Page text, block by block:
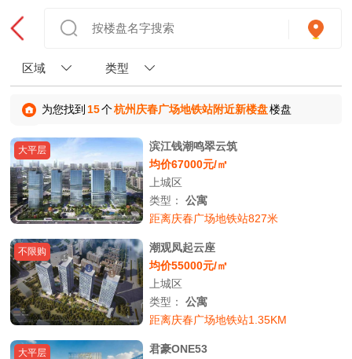
区域 类型
为您找到 15个杭州庆春广场地铁站附近新楼盘楼盘
大平层
滨江钱潮鸣翠云筑
均价67000元/㎡
上城区
类型：公寓
距离庆春广场地铁站827米
不限购
潮观凤起云座
均价55000元/㎡
上城区
类型：公寓
距离庆春广场地铁站1.35KM
大平层
君豪ONE53